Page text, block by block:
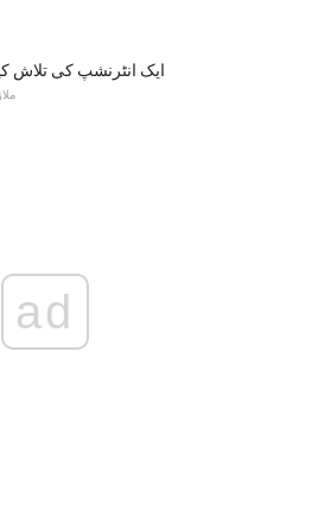
ایک انٹرنشپ کی تلاش
ad